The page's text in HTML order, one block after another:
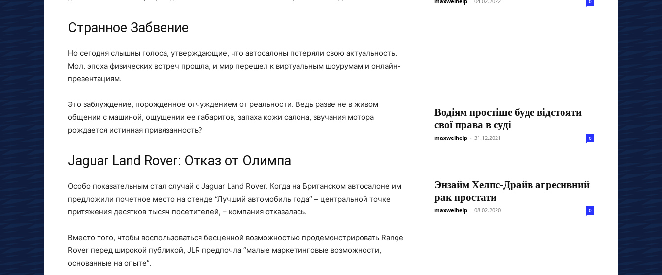
Странное Забвение
Но сегодня слышны голоса, утверждающие, что автосалоны потеряли свою актуальность.
Мол, эпоха физических встреч прошла, и мир перешел к виртуальным шоурумам и онлайн-
презентациям.
Это заблуждение, порожденное отчуждением от реальности. Ведь разве не в живом
общении с машиной, ощущении ее габаритов, запаха кожи салона, звучания мотора
рождается истинная привязанность?
Jaguar Land Rover: Отказ от Олимпа
Особо показательным стал случай с Jaguar Land Rover. Когда на Британском автосалоне им
предложили почетное место на стенде “Лучший автомобиль года” – центральной точке
притяжения десятков тысяч посетителей, – компания отказалась.
Вместо того, чтобы воспользоваться бесценной возможностью продемонстрировать Range
Rover перед широкой публикой, JLR предпочла “малые маркетинговые возможности,
основанные на опыте”.
0
Водіям простіше буде відстояти
свої права в суді
maxwelhelp - 31.12.2021 0
Энзайм Хелпс-Драйв агресивний
рак простати
maxwelhelp - 08.02.2020 0